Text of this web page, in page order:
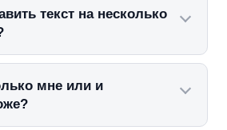
текст на несколько
мне или и